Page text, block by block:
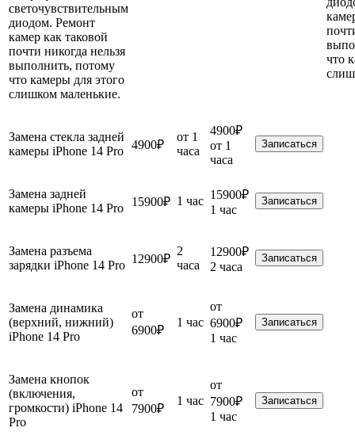
светочувствительным
диодом. Ремонт
камер как таковой
почти никогда нельзя
выполнить, потому
что камеры для этого
слишком маленькие.
что
Замена стекла задней
камеры iPhone 14 Pro 4900₽
от 1
часа
4900₽
от 1
часа
Записаться
Замена задней
камеры iPhone 14 Pro
15900₽ 1 час 15900₽
1 час
Записаться
Замена разъема
зарядки iPhone 14 Pro 12900₽
2
часа
12900₽
2 часа
Записаться
Замена динамика
(верхний, нижний)
iPhone 14 Pro
от
6900₽
1 час
от
6900₽
1 час
Записаться
Замена кнопок
(включения,
громкости) iPhone 14
Pro
от
7900₽
1 час
от
7900₽
1 час
Записаться